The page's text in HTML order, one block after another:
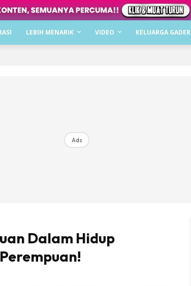
LEBIH MENARIK VIDEO KELUARGA GADER
Ads
Dalam Hidup